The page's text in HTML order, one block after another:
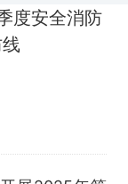
度安全消防